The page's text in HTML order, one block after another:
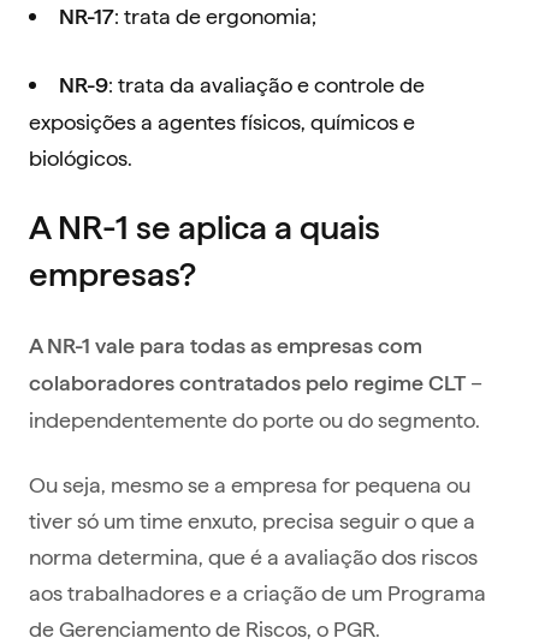
NR-17: trata de ergonomia;
NR-9: trata da avaliação e controle de
exposições a agentes físicos, químicos e
biológicos.
A NR-1 se aplica a quais
empresas?
A NR-1 vale para todas as empresas com
colaboradores contratados pelo regime CLT –
independentemente do porte ou do segmento.
Ou seja, mesmo se a empresa for pequena ou
tiver só um time enxuto, precisa seguir o que a
norma determina, que é a avaliação dos riscos
aos trabalhadores e a criação de um Programa
de Gerenciamento de Riscos, o PGR.